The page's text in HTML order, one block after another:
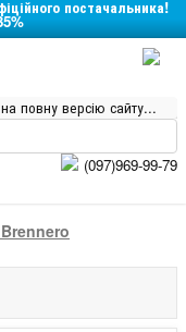
постачальника!
повну версію сайту...
(097)969-99-79